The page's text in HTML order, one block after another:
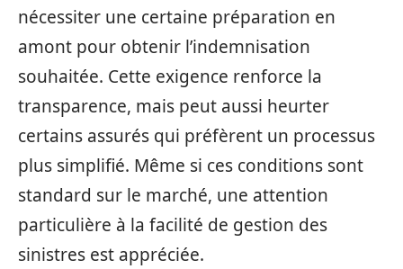
nécessiter une certaine préparation en
amont pour obtenir l’indemnisation
souhaitée. Cette exigence renforce la
transparence, mais peut aussi heurter
certains assurés qui préfèrent un processus
plus simplifié. Même si ces conditions sont
standard sur le marché, une attention
particulière à la facilité de gestion des
sinistres est appréciée.